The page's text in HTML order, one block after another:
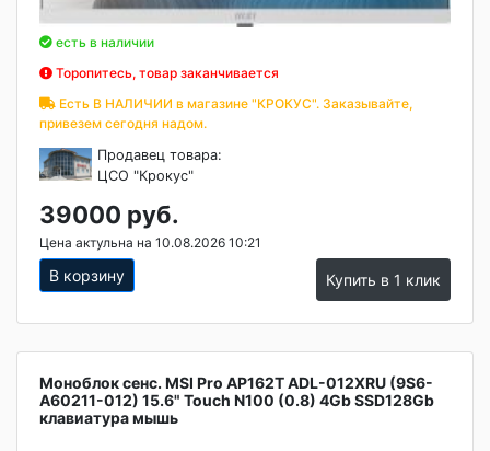
есть в наличии
Торопитесь, товар заканчивается
Есть В НАЛИЧИИ в магазине "КРОКУС". Заказывайте,
привезем сегодня надом.
Продавец товара:
ЦСО "Крокус"
39000 руб.
Цена актульна на 10.08.2026 10:21
В корзину Купить в 1 клик
Моноблок сенс. MSI Pro AP162T ADL-012XRU (9S6-
A60211-012) 15.6" Touch N100 (0.8) 4Gb SSD128Gb
клавиатура мышь